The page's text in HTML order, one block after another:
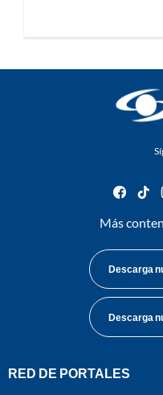
Más
Descarga
Descarga
RED DE PORTALES